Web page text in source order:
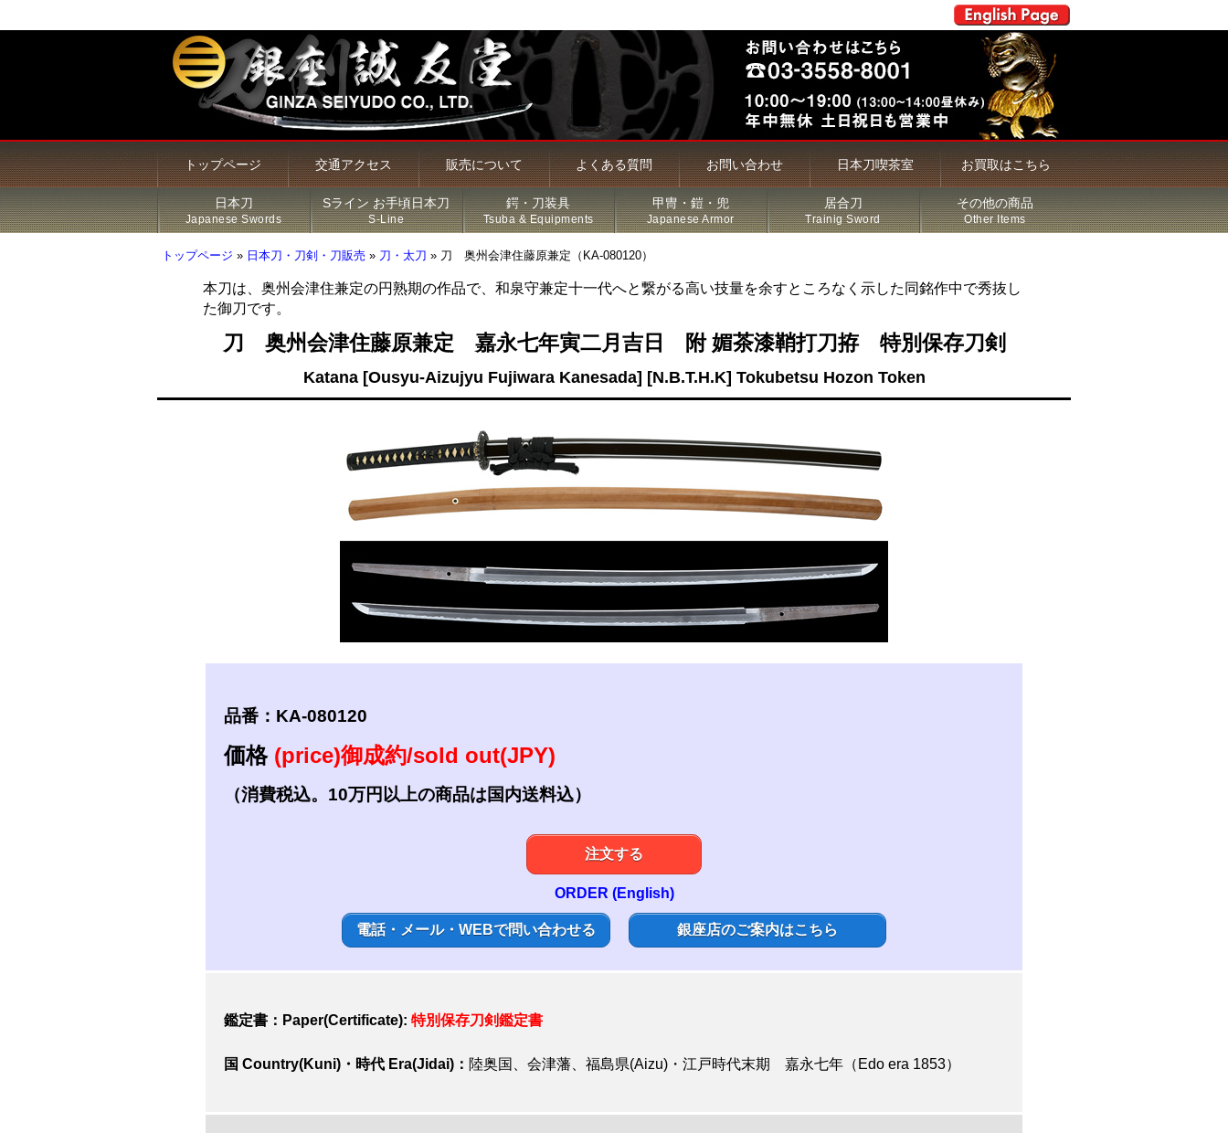
トップページ 交通アクセス 販売について よくある質問 お問い合わせ 日本刀喫茶室 お買取はこちら
日本刀
Japanese Swords
新着商品
脇差
参考資料
研磨・諸工作
Sライン お手頃日本刀
S-Line
Sライン 商品一覧
鍔・刀装具
Tsuba & Equipments
鍔
甲冑・鎧・兜
Japanese Armor
甲冑・鎧・兜
居合刀
Trainig Sword
居合刀（模造刀）
その他の商品
Other Items
火縄銃
トップページ » 日本刀・刀剣・刀販売 » 刀・太刀 » 刀 奥州会津住藤原兼定（KA-080120）
本刀は、奥州会津住兼定の円熟期の作品で、和泉守兼定十一代へと繋がる高い技量を余すところなく示した同銘作中で秀抜し
た御刀です。
刀 奥州会津住藤原兼定 嘉永七年寅二月吉日 附 媚茶漆鞘打刀拵 特別保存刀剣
Katana [Ousyu-Aizujyu Fujiwara Kanesada] [N.B.T.H.K] Tokubetsu Hozon Token
品番：KA-080120
価格 (price)御成約/sold out(JPY)
（消費税込。10万円以上の商品は国内送料込）
注文する
ORDER (English)
電話・メール・WEBで問い合わせる 銀座店のご案内はこちら
鑑定書：Paper(Certificate): 特別保存刀剣鑑定書
国 Country(Kuni)・時代 Era(Jidai)： 陸奥国、会津藩、福島県(Aizu)・江戸時代末期 嘉永七年（Edo era 1853）